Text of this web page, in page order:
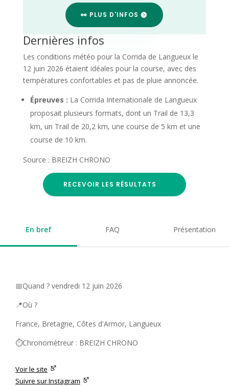
👀 PLUS D'INFOS
Dernières infos
Les conditions météo pour la Corrida de Langueux le
12 juin 2026 étaient idéales pour la course, avec des
températures confortables et pas de pluie annoncée.
Épreuves : La Corrida Internationale de Langueux
proposait plusieurs formats, dont un Trail de 13,3
km, un Trail de 20,2 km, une course de 5 km et une
course de 10 km.
Source : BREIZH CHRONO
RECEVOIR LES RÉSULTATS
En bref FAQ Présentation
📅Quand ? vendredi 12 juin 2026
📍Où ?
France, Bretagne, Côtes d'Armor, Langueux
⏱️Chronomètreur : BREIZH CHRONO
Voir le site
Suivre sur Instagram